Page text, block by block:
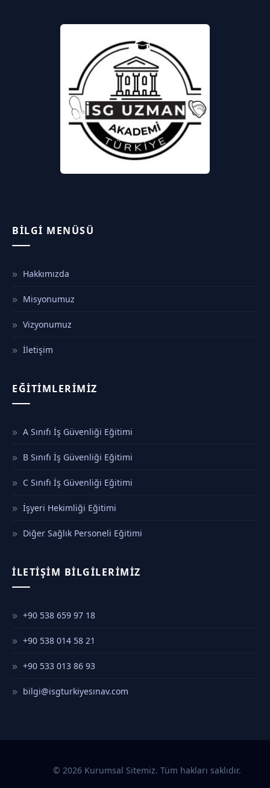
BILGI MENÜSÜ
Hakkımızda
Misyonumuz
Vizyonumuz
İletişim
EĞITIMLERIMIZ
A Sınıfı İş Güvenliği Eğitimi
B Sınıfı İş Güvenliği Eğitimi
C Sınıfı İş Güvenliği Eğitimi
İşyeri Hekimliği Eğitimi
Diğer Sağlık Personeli Eğitimi
İLETIŞIM BILGILERIMIZ
+90 538 659 97 18
+90 538 014 58 21
+90 533 013 86 93
bilgi@isgturkiyesınav.com
© 2026 Kurumsal Sitemiz. Tüm hakları saklıdır.